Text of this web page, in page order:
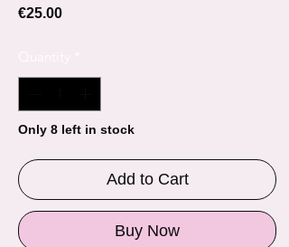
€25.00Price
Only 8 left in stock
Add to Cart
Buy Now